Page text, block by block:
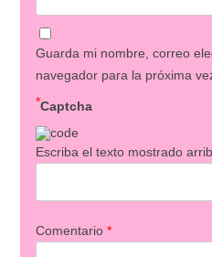
Guarda mi nombre, correo
navegador para la próxima
Captcha
*
Escriba el texto mostrado
Comentario *